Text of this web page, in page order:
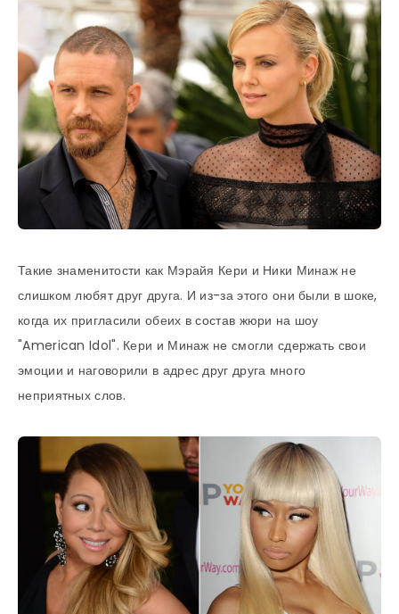
Такие знаменитости как Мэрайя Кери и Ники Минаж не
слишком любят друг друга. И из-за этого они были в шоке,
когда их пригласили обеих в состав жюри на шоу
"American Idol". Кери и Минаж не смогли сдержать свои
эмоции и наговорили в адрес друг друга много
неприятных слов.